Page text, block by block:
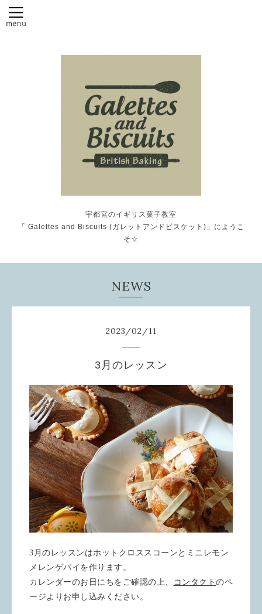
宇都宮のイギリス菓子教室
「 Galettes and Biscuits (ガレットアンドビスケット)」にようこ
そ☆
NEWS
2023/02/11
3月のレッスン
3月のレッスンはホットクロススコーンとミニレモン
メレンゲパイを作ります。
カレンダーのお日にちをご確認の上、
コンタクト のペ
ージよりお申し込みください。